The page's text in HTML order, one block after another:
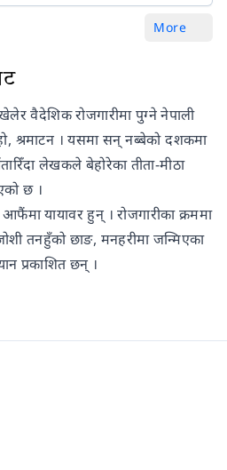
More
वैदेशिक रोजगारीमा पुग्ने नेपाली
श्रमाटन । यसमा सन् नब्बेको दशकमा
लेखकले बेहोरेका तीता-मीठा
छ ।
यायावर हुन् । रोजगारीका क्रममा
तनहुँको छाङ, मनहरीमा जन्मिएका
प्रकाशित छन् ।